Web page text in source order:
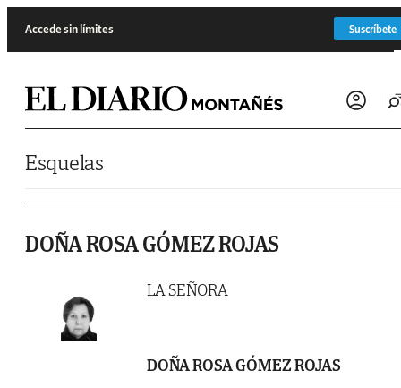
Accede sin límites Suscríbete
Esquelas
DOÑA ROSA GÓMEZ ROJAS
LA SEÑORA
DOÑA ROSA GÓMEZ ROJAS